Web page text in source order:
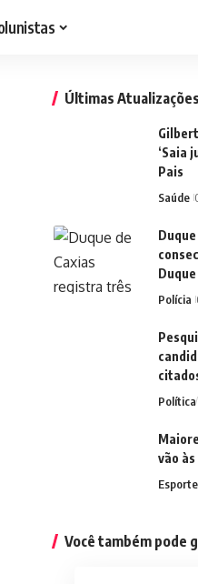
Últimas Atualizações
‘Saia
Pais
Saúde
Polícia
Política
vão
Você também pode